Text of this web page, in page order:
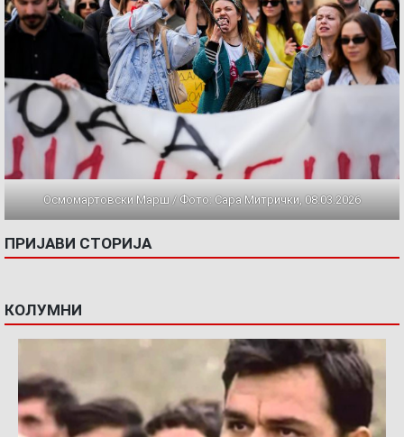
Осмомартовски Марш / Фото: Сара Митрички, 08.03.2026
ПРИЈАВИ СТОРИЈА
КОЛУМНИ